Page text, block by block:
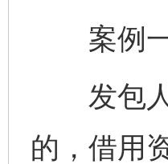
案例
发包人
的，借用